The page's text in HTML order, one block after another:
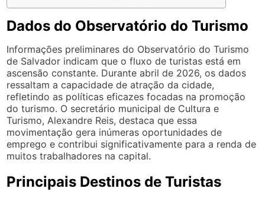
Dados do Observatório do Turismo
Informações preliminares do Observatório do Turismo
de Salvador indicam que o fluxo de turistas está em
ascensão constante. Durante abril de 2026, os dados
ressaltam a capacidade de atração da cidade,
refletindo as políticas eficazes focadas na promoção
do turismo. O secretário municipal de Cultura e
Turismo, Alexandre Reis, destaca que essa
movimentação gera inúmeras oportunidades de
emprego e contribui significativamente para a renda de
muitos trabalhadores na capital.
Principais Destinos de Turistas